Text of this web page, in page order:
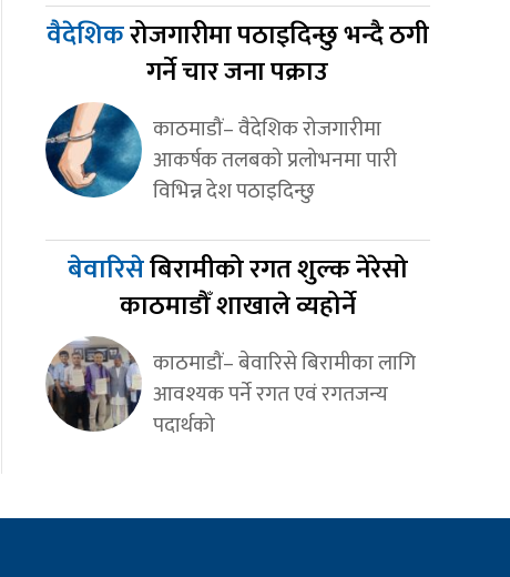
वैदेशिकरोजगारीमा पठाइदिन्छु भन्दै ठगी
गर्ने चार जना पक्राउ
काठमाडौं– वैदेशिक रोजगारीमा
आकर्षक तलबको प्रलोभनमा पारी
विभिन्न देश पठाइदिन्छु
बेवारिसेबिरामीको रगत शुल्क नेरेसो
काठमाडौँ शाखाले व्यहोर्ने
काठमाडौं– बेवारिसे बिरामीका लागि
आवश्यक पर्ने रगत एवं रगतजन्य
पदार्थको